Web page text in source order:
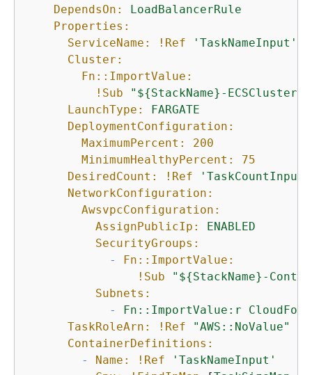
DependsOn:
LoadBalancerRule
Properties:
ServiceName:
!Ref
'TaskNameInput'
Cluster:
Fn::ImportValue:
!Sub
"${StackName}-ECSCluster"
LaunchType:
FARGATE
DeploymentConfiguration:
MaximumPercent:
200
MinimumHealthyPercent:
75
DesiredCount:
!Ref
'TaskCountInput'
NetworkConfiguration:
AwsvpcConfiguration:
AssignPublicIp:
ENABLED
SecurityGroups:
-
Fn::ImportValue:
!Sub
"${StackName}-
Subnets:
-
Fn::ImportValue:r
TaskRoleArn:
!Ref
"AWS::NoValue"
ContainerDefinitions:
-
Name: !Ref
'TaskNameInput'